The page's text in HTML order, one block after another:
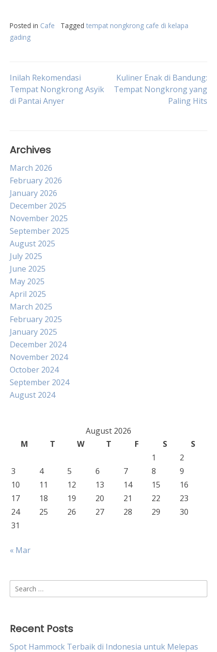
Posted in Cafe Tagged tempat nongkrong cafe di kelapa
gading
Post
navigation
Inilah Rekomendasi
Tempat Nongkrong Asyik
di Pantai Anyer
Kuliner Enak di Bandung:
Tempat Nongkrong yang
Paling Hits
Archives
March 2026
February 2026
January 2026
December 2025
November 2025
September 2025
August 2025
July 2025
June 2025
May 2025
April 2025
March 2025
February 2025
January 2025
December 2024
November 2024
October 2024
September 2024
August 2024
August 2026
M
T W T F S
S
1
2
3
4 5 6 7 8
9
10
11 12 13 14 15
16
17
18 19 20 21 22
23
24
25 26 27 28 29
30
31
« Mar
Search
for:
Recent Posts
Spot Hammock Terbaik di Indonesia untuk Melepas